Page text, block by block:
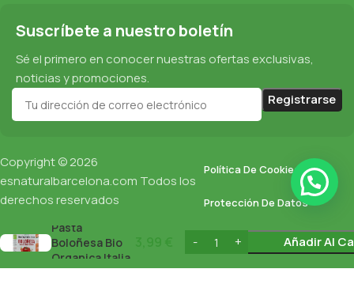
Suscríbete a nuestro boletín
Sé el primero en conocer nuestras ofertas exclusivas,
noticias y promociones.
Copyright © 2026
esnaturalbarcelona.com Todos los
derechos reservados
Política De Cookies
Protección De Datos
Política De Privacidad
Pasta
Boloñesa Bio
Organica Italia
350Gr
Añadir Al